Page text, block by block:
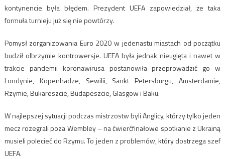
kontynencie była błędem. Prezydent UEFA zapowiedział, że taka
formuła turnieju już się nie powtórzy.
Pomysł zorganizowania Euro 2020 w jedenastu miastach od początku
budził olbrzymie kontrowersje. UEFA była jednak nieugięta i nawet w
trakcie pandemii koronawirusa postanowiła przeprowadzić go w
Londynie, Kopenhadze, Sewilii, Sankt Petersburgu, Amsterdamie,
Rzymie, Bukareszcie, Budapeszcie, Glasgow i Baku.
W najlepszej sytuacji podczas mistrzostw byli Anglicy, którzy tylko jeden
mecz rozegrali poza Wembley – na ćwierćfinałowe spotkanie z Ukrainą
musieli polecieć do Rzymu. To jeden z problemów, który dostrzega szef
UEFA.